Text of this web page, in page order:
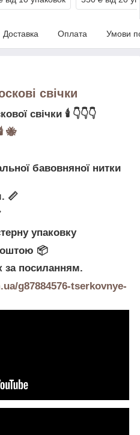
Доставка Оплата Умови
свічки
свічки 🕯 👇👇👇
🐝
бавовняної нитки
📏
упаковку
📦
за посиланням.
g87884576-tserkovnye-